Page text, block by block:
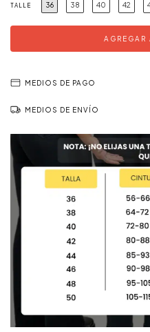
TALLE 36 38 40 42
MEDIOS DE PAGO
MEDIOS DE ENVÍO